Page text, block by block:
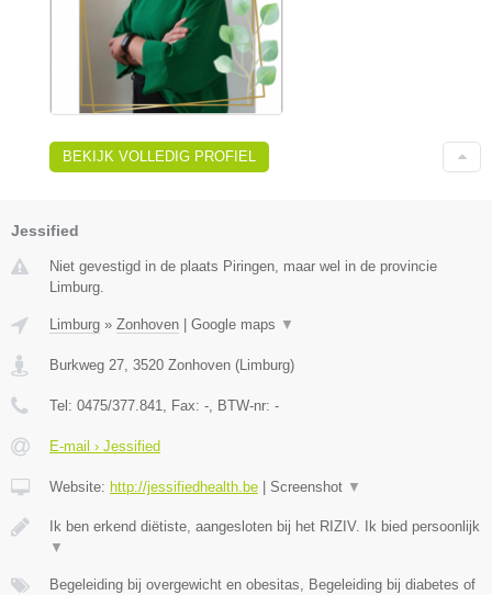
BEKIJK VOLLEDIG PROFIEL
Jessified
Niet gevestigd in de plaats Piringen, maar wel in de provincie
Limburg.
Limburg » Zonhoven | Google maps ▼
Burkweg 27 3520 Zonhoven (Limburg)
Tel: 0475/377.841 , Fax: - , BTW-nr: -
E-mail › Jessified
Website: http://jessifiedhealth.be | Screenshot ▼
Ik ben erkend diëtiste, aangesloten bij het RIZIV. Ik bied persoonlijk
▼
Begeleiding bij overgewicht en obesitas, Begeleiding bij diabetes of